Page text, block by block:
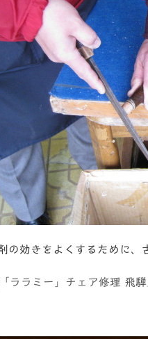
の効きをよくするために、
ララミー」チェア修理